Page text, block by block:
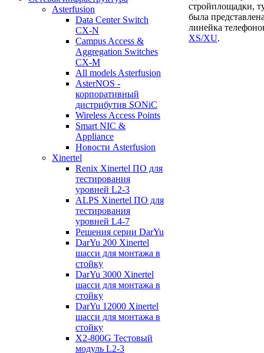
Asterfusion
Data Center Switch
CX-N
Campus Access &
Aggregation Switches
CX-M
All models Asterfusion
AsterNOS -
корпоративный
дистрибутив SONiC
Wireless Access Points
Smart NIC &
Appliance
Новости Asterfusion
Xinertel
Renix Xinertel ПО для
тестирования
уровней L2-3
ALPS Xinertel ПО для
тестирования
уровней L4-7
Решения серии DarYu
DarYu 200 Xinertel
шасси для монтажа в
стойку
DarYu 3000 Xinertel
шасси для монтажа в
стойку
DarYu 12000 Xinertel
шасси для монтажа в
стойку
X2-800G Тестовый
модуль L2-3
стройплощадки,
была
линейка
XS/XU.